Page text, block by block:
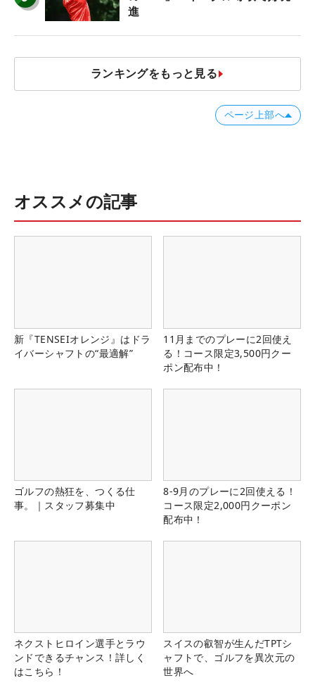
進
ランキングをもっと見る
ページ上部へ
オススメの記事
新『TENSEIオレンジ』はドラ
イバーシャフトの“最適解”
11月までのプレーに2回使え
る！コース限定3,500円クー
ポン配布中！
ゴルフの熱狂を、つくる仕
事。｜スタッフ募集中
8-9月のプレーに2回使える！
コース限定2,000円クーポン
配布中！
ネクストヒロイン選手とラウ
ンドできるチャンス！詳しく
はこちら！
スイスの叡智が生んだTPTシ
ャフトで、ゴルフを異次元の
世界へ